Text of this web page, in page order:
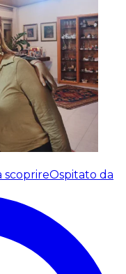
Ospitato da